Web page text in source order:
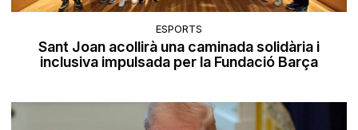
ESPORTS
Sant Joan acollirà una caminada solidària i
inclusiva impulsada per la Fundació Barça